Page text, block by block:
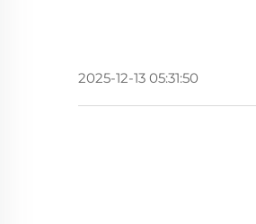
2025-12-13 05:31:50